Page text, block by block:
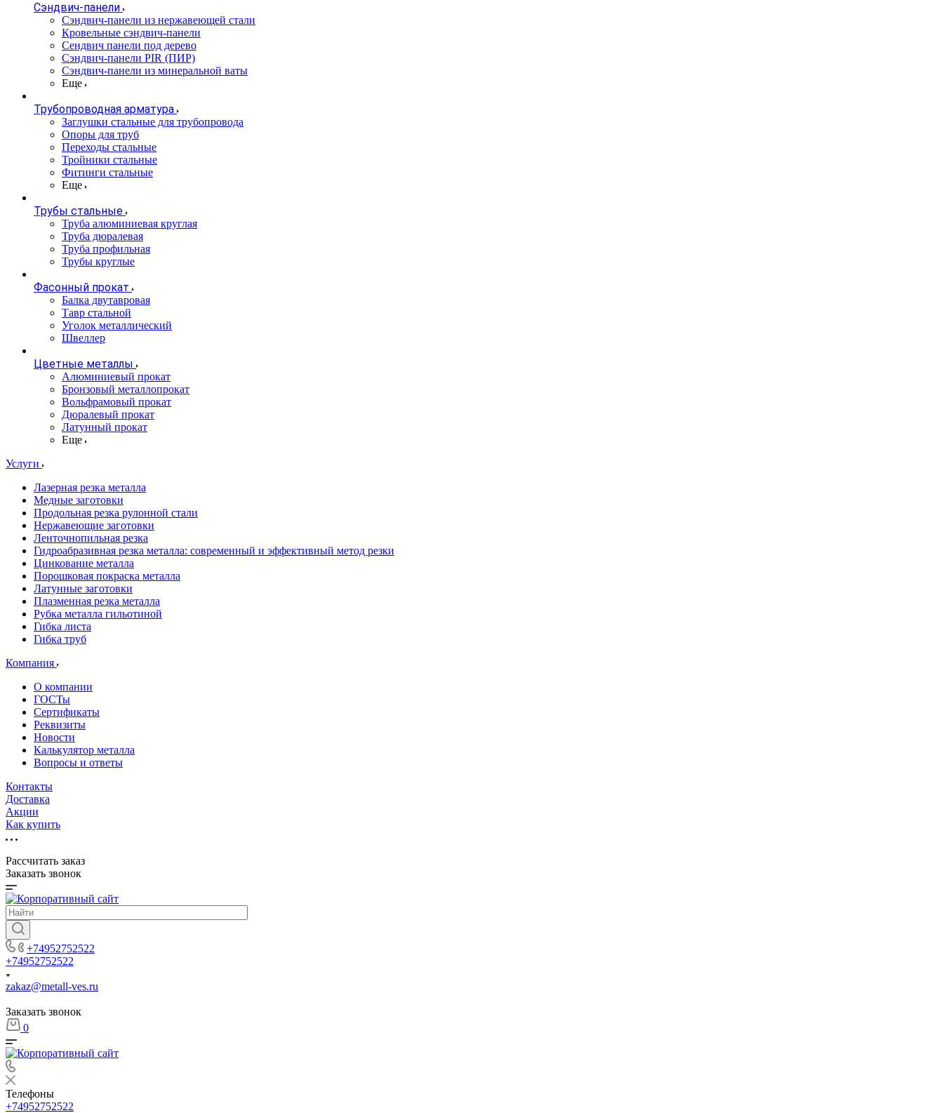
Сэндвич-панели
Cэндвич-панели из нержавеющей стали
Кровельные сэндвич-панели
Сендвич панели под дерево
Сэндвич-панели PIR (ПИР)
Сэндвич-панели из минеральной ваты
Еще
Трубопроводная арматура
Заглушки стальные для трубопровода
Опоры для труб
Переходы стальные
Тройники стальные
Фитинги стальные
Еще
Трубы стальные
Труба алюминиевая круглая
Труба дюралевая
Труба профильная
Трубы круглые
Фасонный прокат
Балка двутавровая
Тавр стальной
Уголок металлический
Швеллер
Цветные металлы
Алюминиевый прокат
Бронзовый металлопрокат
Вольфрамовый прокат
Дюралевый прокат
Латунный прокат
Еще
Услуги
Лазерная резка металла
Медные заготовки
Продольная резка рулонной стали
Нержавеющие заготовки
Ленточнопильная резка
Гидроабразивная резка металла: современный и эффективный метод резки
Цинкование металла
Порошковая покраска металла
Латунные заготовки
Плазменная резка металла
Рубка металла гильотиной
Гибка листа
Гибка труб
Компания
О компании
ГОСТы
Сертификаты
Реквизиты
Новости
Калькулятор металла
Вопросы и ответы
Контакты
Доставка
Акции
Как купить
Рассчитать заказ
Заказать звонок
+74952752522
+74952752522
zakaz@metall-ves.ru
Заказать звонок
0
Телефоны
+74952752522